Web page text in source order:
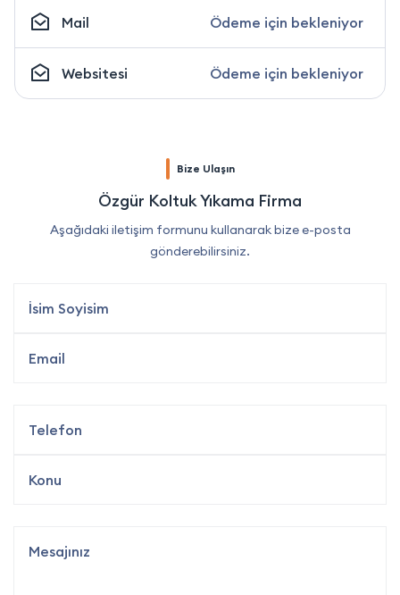
Mail Ödeme için bekleniyor
Websitesi Ödeme için bekleniyor
Bize Ulaşın
Özgür Koltuk Yıkama Firma
Aşağıdaki iletişim formunu kullanarak bize e-posta
gönderebilirsiniz.